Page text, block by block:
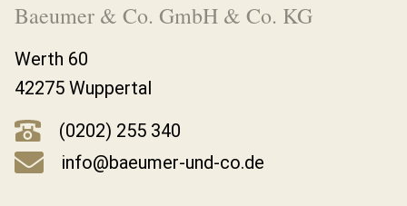
Baeumer & Co. GmbH & Co. KG
Werth 60
42275 Wuppertal
(0202) 255 340
info@baeumer-und-co.de